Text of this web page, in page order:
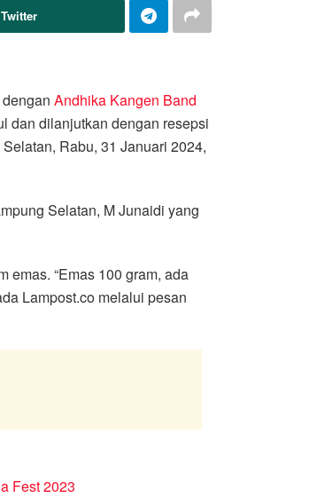
Andhika Kangen Band
dan dilanjutkan dengan resepsi
Rabu, 31 Januari 2024,
Selatan, M Junaidi yang
emas. “Emas 100 gram, ada
Lampost.co melalui pesan
Fest 2023